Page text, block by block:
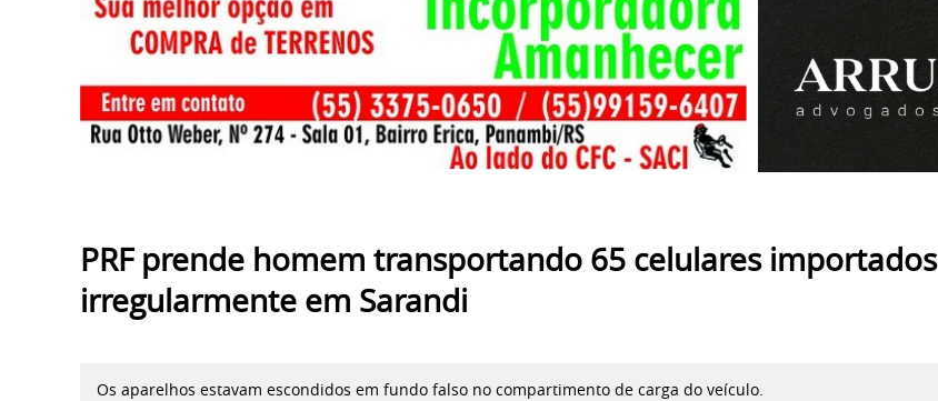
PRF prende homem transportando 65 celulares importados
irregularmente em Sarandi
Os aparelhos estavam escondidos em fundo falso no compartimento de carga do veículo.